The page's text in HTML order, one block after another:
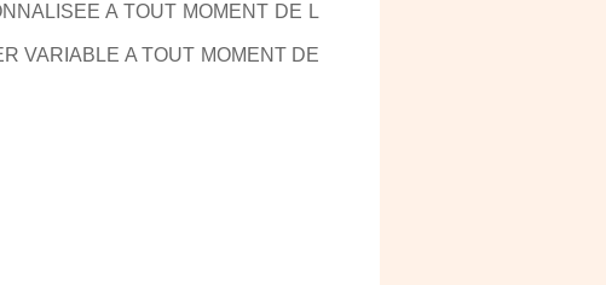
A TOUT MOMENT DE L
VARIABLE A TOUT MOMENT DE